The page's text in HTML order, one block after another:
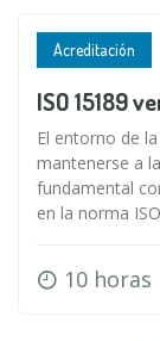
Acreditación
ISO 15189
El entorno de
mantenerse a
fundamental
en la norma
10 horas